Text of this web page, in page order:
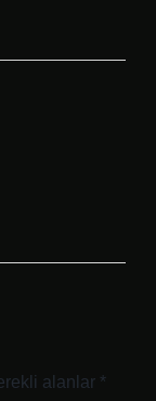
alanlar *